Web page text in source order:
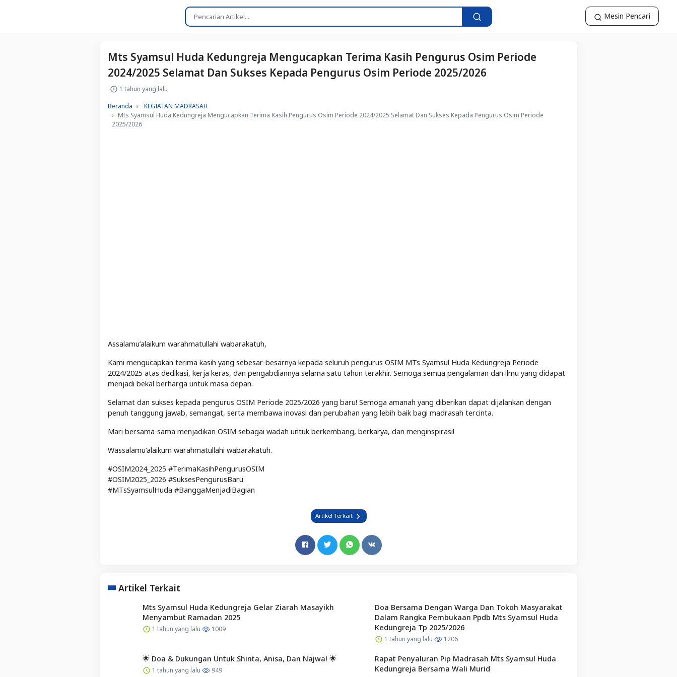
Mesin Pencari
Mts Syamsul Huda Kedungreja Mengucapkan Terima Kasih Pengurus Osim Periode
2024/2025 Selamat Dan Sukses Kepada Pengurus Osim Periode 2025/2026
1 tahun yang lalu
Beranda
KEGIATAN MADRASAH
Mts Syamsul Huda Kedungreja Mengucapkan Terima Kasih Pengurus Osim Periode 2024/2025 Selamat Dan Sukses Kepada Pengurus Osim Periode
2025/2026
Assalamu’alaikum warahmatullahi wabarakatuh,
Kami mengucapkan terima kasih yang sebesar-besarnya kepada seluruh pengurus OSIM MTs Syamsul Huda Kedungreja Periode
2024/2025 atas dedikasi, kerja keras, dan pengabdiannya selama satu tahun terakhir. Semoga semua pengalaman dan ilmu yang didapat
menjadi bekal berharga untuk masa depan.
Selamat dan sukses kepada pengurus OSIM Periode 2025/2026 yang baru! Semoga amanah yang diberikan dapat dijalankan dengan
penuh tanggung jawab, semangat, serta membawa inovasi dan perubahan yang lebih baik bagi madrasah tercinta.
Mari bersama-sama menjadikan OSIM sebagai wadah untuk berkembang, berkarya, dan menginspirasi!
Wassalamu’alaikum warahmatullahi wabarakatuh.
#OSIM2024_2025 #TerimaKasihPengurusOSIM
#OSIM2025_2026 #SuksesPengurusBaru
#MTsSyamsulHuda #BanggaMenjadiBagian
Artikel Terkait
Artikel Terkait
Mts Syamsul Huda Kedungreja Gelar Ziarah Masayikh
Menyambut Ramadan 2025
1 tahun yang lalu 1009
Doa Bersama Dengan Warga Dan Tokoh Masyarakat
Dalam Rangka Pembukaan Ppdb Mts Syamsul Huda
Kedungreja Tp 2025/2026
1 tahun yang lalu 1206
🌟 Doa & Dukungan Untuk Shinta, Anisa, Dan Najwa! 🌟
1 tahun yang lalu 949
Rapat Penyaluran Pip Madrasah Mts Syamsul Huda
Kedungreja Bersama Wali Murid